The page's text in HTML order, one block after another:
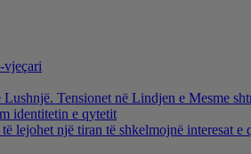
vjeçari
Tensionet në Lindjen e Mesme
identitetin e qytetit
lejohet një tiran të shkelmojnë interesat